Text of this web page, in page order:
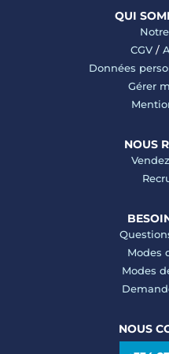
QUI
CGV/
Données
Gérer
NOUS
Modes
Modes
NOUS